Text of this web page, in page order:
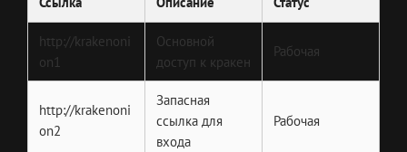
http://krakenoni
on1
Основной
доступ к кракен
Рабочая
http://krakenoni
on2
Запасная
ссылка для
входа
Рабочая